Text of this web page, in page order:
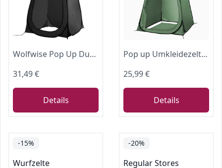
Wolfwise Pop Up Duschzelt Camping Kompakt & Leicht, Schneller Aufbau
31,49 €
Details
Pop up Umkleidezelt, Sundom Toilettenzelt mit Sichtschutz Reißverschluss Duschzelt Wurfzelt Mobile Outdoor Toilette Camping Privatsphäre WC Zelt Tragbar Zelt Umkleidekabine für Outdoor Dusche
25,99 €
Details
-15%
Wurfzelte
-20%
Regular Stores